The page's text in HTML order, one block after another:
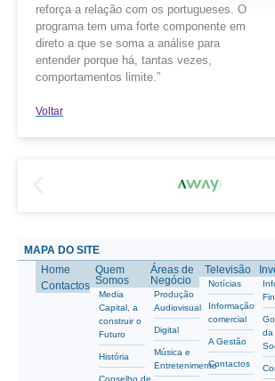
reforça a relação com os portugueses. O
programa tem uma forte componente em
direto a que se soma a análise para
entender porque há, tantas vezes,
comportamentos limite.”
Voltar
MAPA DO SITE
Home
Contactos
Quem
Somos
Media
Capital, a
construir o
Futuro
História
Conselho de
Áreas de
Negócio
Produção
Audiovisual
Digital
Música e
Entretenimento
Televisão
Notícias
Informação
comercial
A Gestão
Contactos
da